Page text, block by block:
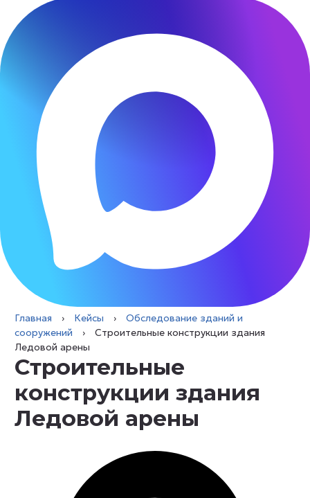
Главная › Кейсы ›
Обследование зданий и
сооружений
›
Строительные конструкции здания
Ледовой арены
Строительные
конструкции здания
Ледовой арены